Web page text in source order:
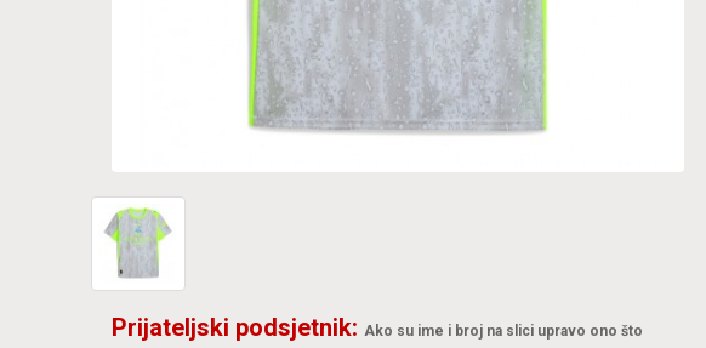
Prijateljski podsjetnik: Ako su ime i broj na slici upravo ono što